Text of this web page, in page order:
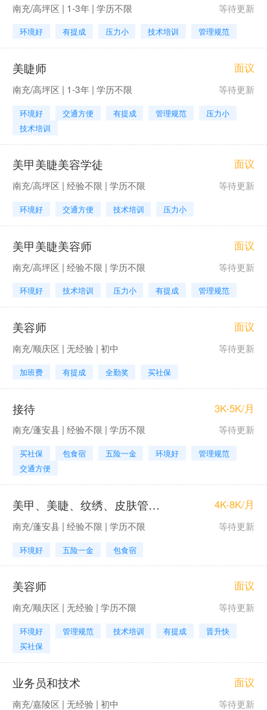
南充/高坪区 | 1-3年 | 学历不限 等待更新
环境好 有提成 压力小 技术培训 管理规范
美睫师 面议
南充/高坪区 | 1-3年 | 学历不限 等待更新
环境好 交通方便 有提成 管理规范
压力小
技术培训
美甲美睫美容学徒 面议
南充/高坪区 | 经验不限 | 学历不限 等待更新
环境好 交通方便 技术培训 压力小
美甲美睫美容师 面议
南充/高坪区 | 经验不限 | 学历不限 等待更新
环境好 技术培训 压力小 有提成 管理规范
美容师 面议
南充/顺庆区 | 无经验 | 初中 等待更新
加班费 有提成 全勤奖 买社保
接待 3K-5K/月
南充/蓬安县 | 经验不限 | 学历不限 等待更新
买社保 包食宿 五险一金 环境好
管理规范
交通方便
美甲、美睫、纹绣、皮肤管理师 4K-8K/月
南充/蓬安县 | 经验不限 | 学历不限 等待更新
环境好 五险一金 包食宿
美容师 面议
南充/顺庆区 | 无经验 | 学历不限 等待更新
环境好 管理规范 技术培训 有提成
晋升快
买社保
业务员和技术 面议
南充/嘉陵区 | 无经验 | 初中 等待更新